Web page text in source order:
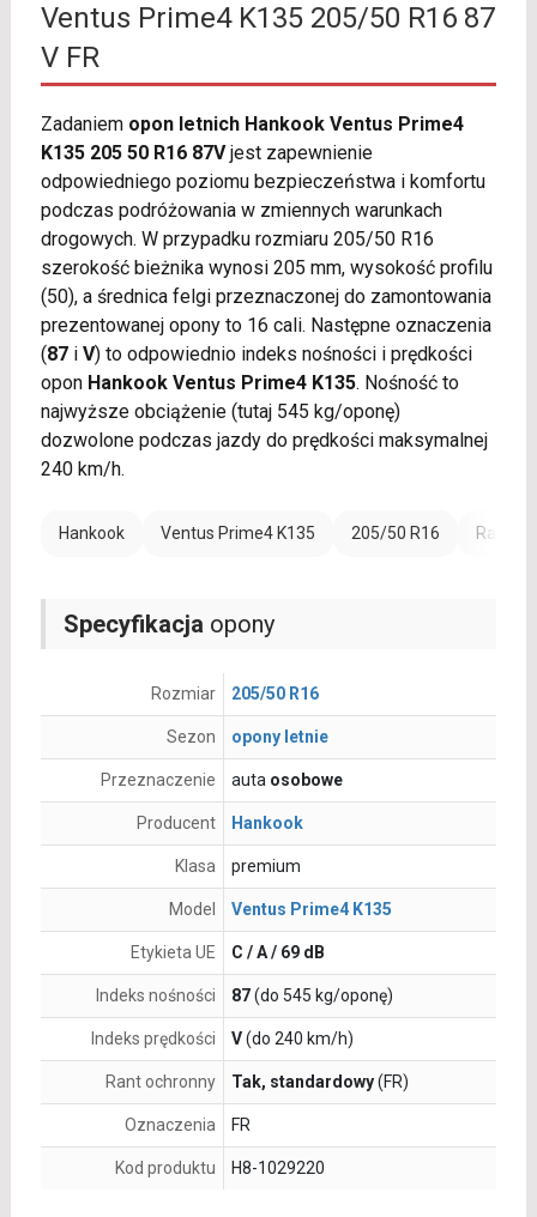
Ventus Prime4 K135 205/50 R16 87
V FR
Zadaniem opon letnich Hankook Ventus Prime4
K135 205 50 R16 87Vjest zapewnienie
odpowiedniego poziomu bezpieczeństwa i komfortu
podczas podróżowania w zmiennych warunkach
drogowych. W przypadku rozmiaru 205/50 R16
szerokość bieżnika wynosi 205 mm, wysokość profilu
(50), a średnica felgi przeznaczonej do zamontowania
prezentowanej opony to 16 cali. Następne oznaczenia
(87i V) to odpowiednio indeks nośności i prędkości
opon Hankook Ventus Prime4 K135. Nośność to
najwyższe obciążenie (tutaj 545 kg/oponę)
dozwolone podczas jazdy do prędkości maksymalnej
240 km/h.
Hankook Ventus Prime4 K135 205/50 R16 Rant
Specyfikacja opony
Rozmiar 205/50 R16
Sezon opony letnie
Przeznaczenie auta osobowe
Producent Hankook
Klasa premium
Model Ventus Prime4 K135
Etykieta UE C / A / 69 dB
Indeks nośności 87(do 545 kg/oponę)
Indeks prędkości V(do 240 km/h)
Rant ochronny Tak, standardowy(FR)
Oznaczenia FR
Kod produktu H8-1029220